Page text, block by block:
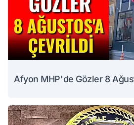
Afyon MHP'de Gözler 8